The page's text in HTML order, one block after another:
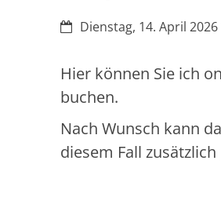
Datum:Dienstag, 14. April 2026
Hier können Sie ich
buchen.
Nach Wunsch kann
diesem Fall